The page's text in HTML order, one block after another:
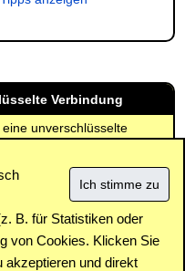
B. für Statistiken oder
von Cookies. Klicken Sie
akzeptieren und direkt
Verbindung
unverschlüsselte
(SSL) abgerufen werden:
tipps/024988.html
/ Cookies |
SPAM /
| Forum